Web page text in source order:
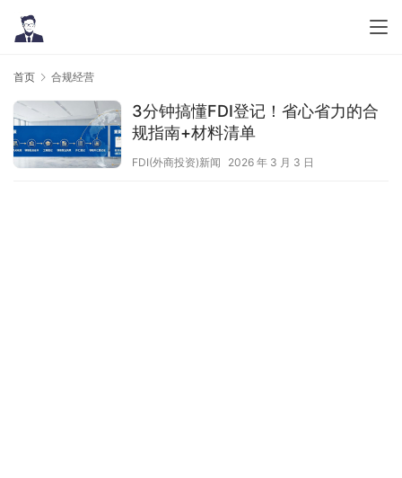
首页 合规经营
3分钟搞懂FDI登记！省心省力的合
规指南+材料清单
FDI(外商投资)新闻 2026 年 3 月 3 日